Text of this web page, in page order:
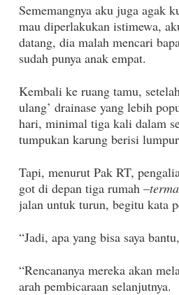
Sememangnya aku juga agak
mau diperlakukan istimewa,
datang, dia malah mencari
sudah punya anak empat.
Kembali ke ruang tamu,
ulang’ drainase yang lebih
hari, minimal tiga kali dalam
tumpukan karung berisi
Tapi, menurut Pak RT,
got di depan tiga rumah –
jalan untuk turun, begitu kata
“Jadi, apa yang bisa saya
“Rencananya mereka akan
arah pembicaraan selanjutnya.